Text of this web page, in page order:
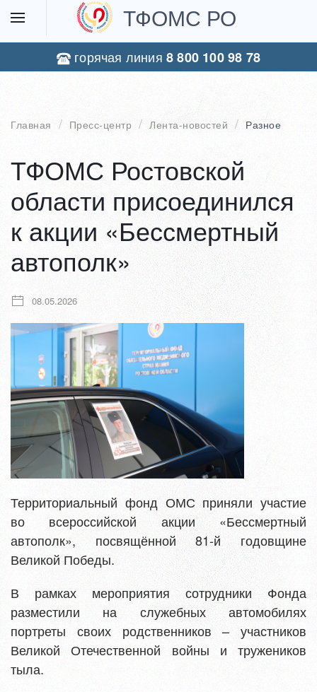
ТФОМС РО
горячая линия 8 800 100 98 78
Главная Пресс-центр Лента-новостей Разное
ТФОМС Ростовской
области присоединился
к акции «Бессмертный
автополк»
08.05.2026
Территориальный фонд ОМС приняли участие
во всероссийской акции «Бессмертный
автополк», посвящённой 81-й годовщине
Великой Победы.
В рамках мероприятия сотрудники Фонда
разместили на служебных автомобилях
портреты своих родственников – участников
Великой Отечественной войны и тружеников
тыла.